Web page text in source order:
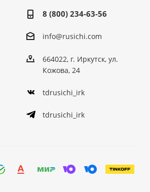
8 (800) 234-63-56
info@rusichi.com
664022, г. Иркутск, ул.
Кожова, 24
tdrusichi_irk
tdrusichi_irk